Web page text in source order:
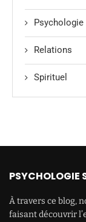
Psychologie
Relations
Spirituel
PSYCHOLOGIE
À travers ce blog,
faisant découvrir